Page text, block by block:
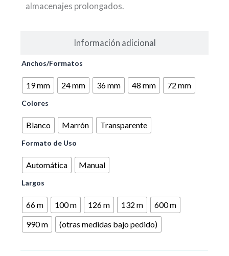
Información adicional
almacenajes prolongados.
Anchos/Formatos
19 mm 24 mm 36 mm 48 mm 72 mm
Colores
Blanco Marrón Transparente
Formato de Uso
Automática Manual
Largos
66 m 100 m 126 m 132 m
600 m
990 m
(otras medidas bajo pedido)
Cinta
adhesiva
solvente
cantidad